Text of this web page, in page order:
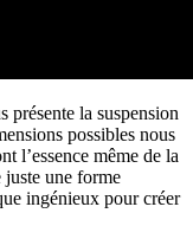
présente la suspension
possibles nous
l’essence même de la
une forme
ingénieux pour créer